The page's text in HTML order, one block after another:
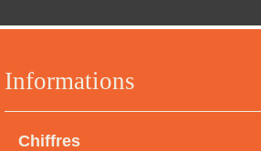
Informations
Chiffres